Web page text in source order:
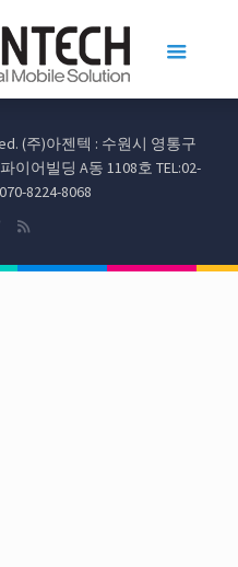
(주)아젠텍 : 수원시 영통구
이어빌딩 A동 1108호 TEL:02-
8224-8068